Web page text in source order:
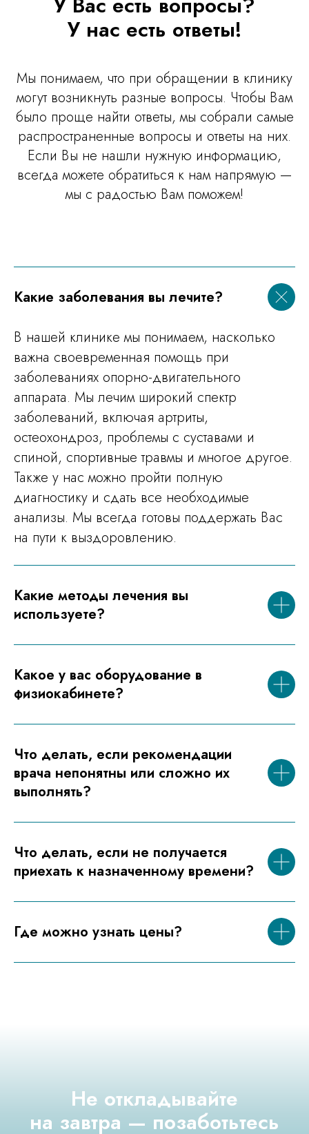
У нас есть ответы!
Мы понимаем, что при обращении в клинику
могут возникнуть разные вопросы. Чтобы Вам
было проще найти ответы, мы собрали самые
распространенные вопросы и ответы на них.
Если Вы не нашли нужную информацию,
всегда можете обратиться к нам напрямую —
мы с радостью Вам поможем!
Какие заболевания вы лечите?
В нашей клинике мы понимаем, насколько
важна своевременная помощь при
заболеваниях опорно-двигательного
аппарата. Мы лечим широкий спектр
заболеваний, включая артриты,
остеохондроз, проблемы с суставами и
спиной, спортивные травмы и многое другое.
Также у нас можно пройти полную
диагностику и сдать все необходимые
анализы. Мы всегда готовы поддержать Вас
на пути к выздоровлению.
Какие методы лечения вы
используете?
Какое у вас оборудование в
физиокабинете?
Что делать, если рекомендации
врача непонятны или сложно их
выполнять?
Что делать, если не получается
приехать к назначенному времени?
Где можно узнать цены?
Не откладывайте
на завтра — позаботьтесь